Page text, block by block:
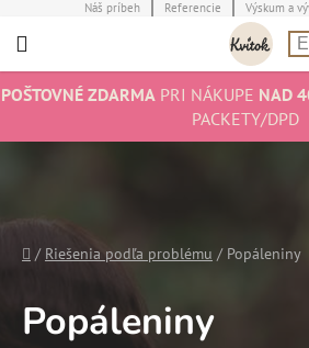
na
Náš príbeh Referencie Výskum a
POŠTOVNÉ ZDARMAPRI NÁKUPE NAD
PACKETY/DPD
Domov
/ Riešenia podľa problému / Popáleniny
Popáleniny